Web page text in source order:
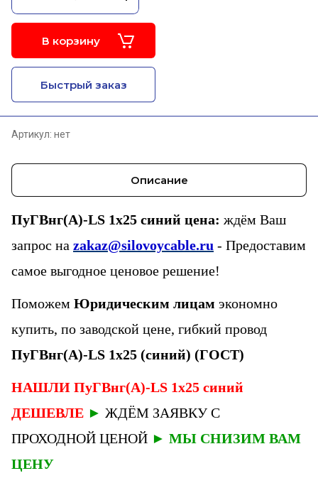
В корзину
Быстрый заказ
Артикул: нет
Описание
ПуГВнг(А)-LS 1х25 синий цена: ждём Ваш
запрос на zakaz@silovoycable.ru - Предоставим
самое выгодное ценовое решение!
Поможем Юридическим лицам экономно
купить, по заводской цене, гибкий провод
ПуГВнг(А)-LS 1х25 (синий) (ГОСТ)
НАШЛИ ПуГВнг(А)-LS 1х25 синий
ДЕШЕВЛЕ ► ЖДЁМ ЗАЯВКУ С
ПРОХОДНОЙ ЦЕНОЙ ► МЫ СНИЗИМ ВАМ
ЦЕНУ